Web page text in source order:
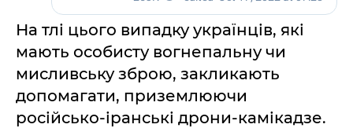
На тлі цього випадку українців, які
мають особисту вогнепальну чи
мисливську зброю, закликають
допомагати, приземлюючи
російсько-іранські дрони-камікадзе.